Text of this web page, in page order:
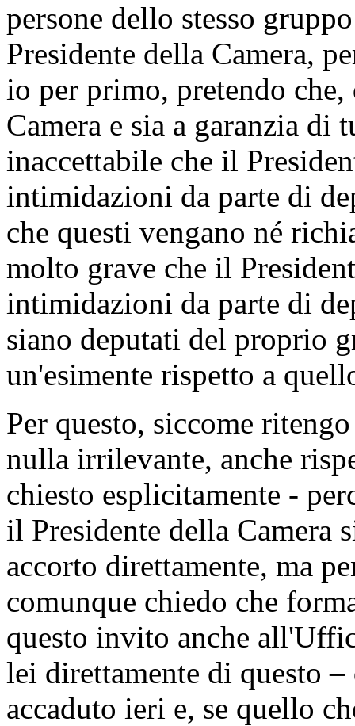
persone dello stesso
Presidente della Camera,
io per primo, pretendo
Camera e sia a garanzia di
inaccettabile che il
intimidazioni da parte di
che questi vengano né
molto grave che il
intimidazioni da parte di
siano deputati del proprio
un'esimente rispetto a
Per questo, siccome
nulla irrilevante, anche
chiesto esplicitamente -
il Presidente della Camera
accorto direttamente, ma
comunque chiedo che
questo invito anche
lei direttamente di questo
accaduto ieri e, se quello